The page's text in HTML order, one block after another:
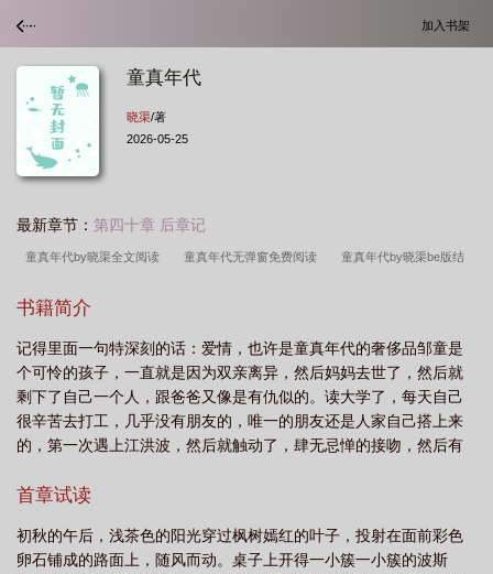
加入书架
童真年代
晓渠/著
2026-05-25
最新章节： 第四十章 后章记
童真年代by晓渠全文阅读 童真年代无弹窗免费阅读 童真年代by晓渠be版结
讲了什么
年代图片大全 童真年代电影 童真年代(be版)by 晓渠 童真年代TXT百
度 童真年代的爱情演员表 童真年代by晓渠笔趣阁 童真年代晓渠 童真
年代be晓渠 童真年代广播剧 童真年代晓渠be版 童真年代be结局 童真
年代by晓渠讲了什么 童真年代讲的什么 童真年代简谱 童真年代txt 童
书籍简介
记得里面一句特深刻的话：爱情，也许是童真年代的奢侈品邹童是
个可怜的孩子，一直就是因为双亲离异，然后妈妈去世了，然后就
剩下了自己一个人，跟爸爸又像是有仇似的。读大学了，每天自己
很辛苦去打工，几乎没有朋友的，唯一的朋友还是人家自己搭上来
的，第一次遇上江洪波，然后就触动了，肆无忌惮的接吻，然后有
家对邹童是看对眼了，邹童也说了，是因为人家江洪波长得帅，才
首章试读
初秋的午后，浅茶色的阳光穿过枫树嫣红的叶子，投射在面前彩色
卵石铺成的路面上，随风而动。桌子上开得一小簇一小簇的波斯